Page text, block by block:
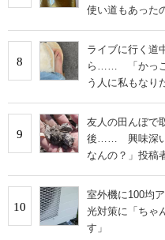
使い道もあった
8
ライブに行く道
ら…… 「かっこ
う人に私もなり
9
友人の田んぼで
後…… 興味深い
なんの？」投稿
10
室外機に100均
光対策に「ちゃ
す」